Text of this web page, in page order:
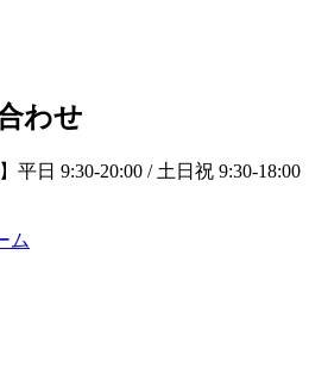
わせ
平日 9:30-20:00 / 土日祝 9:30-18:00
ム